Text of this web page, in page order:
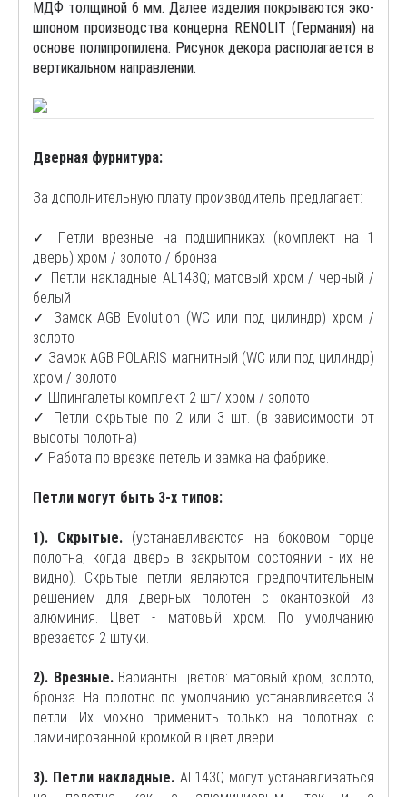
МДФ толщиной 6 мм. Далее изделия покрываются эко-
шпоном производства концерна RENOLIT (Германия) на
основе полипропилена. Рисунок декора располагается в
вертикальном направлении.
Дверная фурнитура:
За дополнительную плату производитель предлагает:
✓ Петли врезные на подшипниках (комплект на 1
дверь) хром / золото / бронза
✓ Петли накладные AL143Q; матовый хром / черный /
белый
✓ Замок AGB Evolution (WC или под цилиндр) хром /
золото
✓ Замок AGB POLARIS магнитный (WC или под цилиндр)
хром / золото
✓ Шпингалеты комплект 2 шт/ хром / золото
✓ Петли скрытые по 2 или 3 шт. (в зависимости от
высоты полотна)
✓ Работа по врезке петель и замка на фабрике.
Петли могут быть 3-х типов:
1). Скрытые. (устанавливаются на боковом торце
полотна, когда дверь в закрытом состоянии - их не
видно). Скрытые петли являются предпочтительным
решением для дверных полотен с окантовкой из
алюминия. Цвет - матовый хром. По умолчанию
врезается 2 штуки.
2). Врезные.Варианты цветов: матовый хром, золото,
бронза. На полотно по умолчанию устанавливается 3
петли. Их можно применить только на полотнах с
ламинированной кромкой в цвет двери.
3). Петли накладные. AL143Q могут устанавливаться